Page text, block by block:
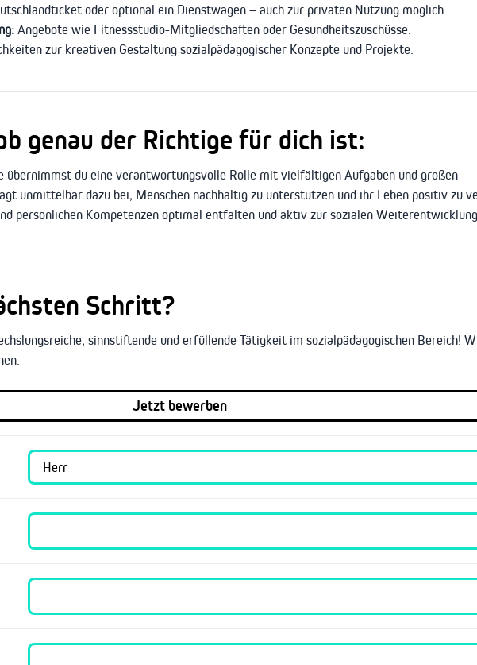
oder optional ein Dienstwagen – auch zur privaten Nutzung möglich.
Angebote wie Fitnessstudio-Mitgliedschaften oder Gesundheitszuschüsse.
zur kreativen Gestaltung sozialpädagogischer Konzepte und Projekte.
genau der Richtige für dich ist:
übernimmst du eine verantwortungsvolle Rolle mit vielfältigen Aufgaben und großen
unmittelbar dazu bei, Menschen nachhaltig zu unterstützen und ihr Leben positiv zu
persönlichen Kompetenzen optimal entfalten und aktiv zur sozialen
Schritt?
sinnstiftende und erfüllende Tätigkeit im sozialpädagogischen Bereich!